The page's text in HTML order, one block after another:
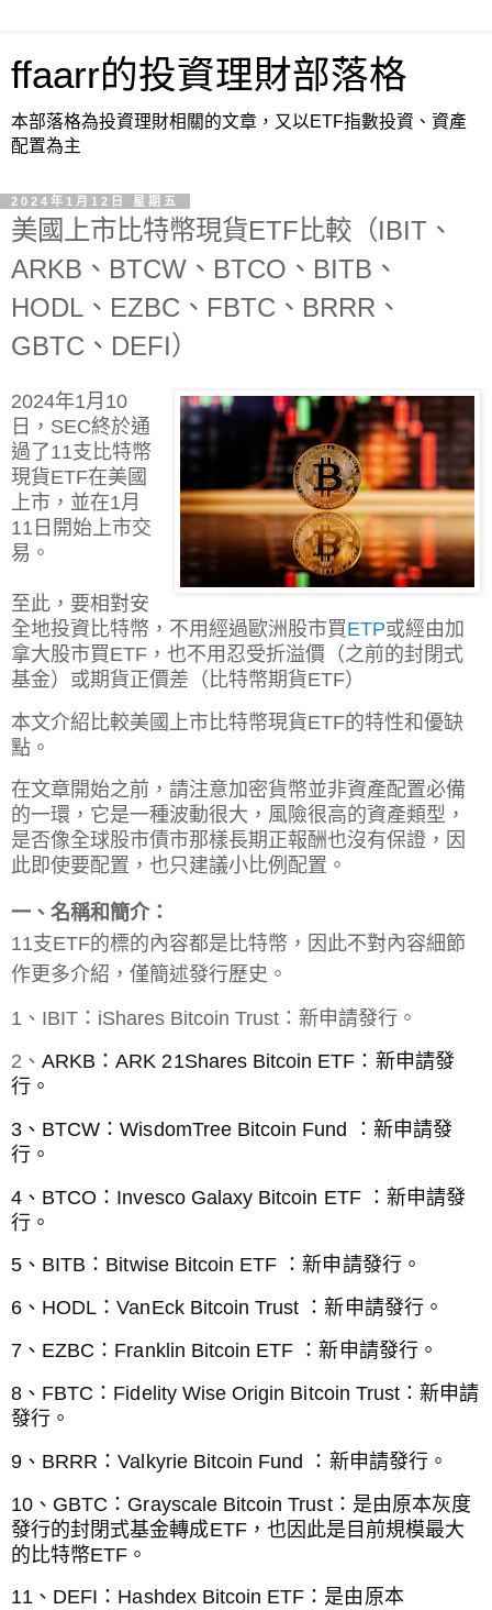
ffaarr的投資理財部落格
本部落格為投資理財相關的文章，又以ETF指數投資、資產
配置為主
2024年1月12日 星期五
美國上市比特幣現貨ETF比較（IBIT、
ARKB、BTCW、BTCO、BITB、
HODL、EZBC、FBTC、BRRR、
GBTC、DEFI）
2024年1月10
日，SEC終於通
過了11支比特幣
現貨ETF在美國
上市，並在1月
11日開始上市交
易。
至此，要相對安
全地投資比特幣，不用經過歐洲股市買ETP或經由加
拿大股市買ETF，也不用忍受折溢價（之前的封閉式
基金）或期貨正價差（比特幣期貨ETF）
本文介紹比較美國上市比特幣現貨ETF的特性和優缺
點。
在文章開始之前，請注意加密貨幣並非資產配置必備
的一環，它是一種波動很大，風險很高的資產類型，
是否像全球股市債市那樣長期正報酬也沒有保證，因
此即使要配置，也只建議小比例配置。
一、名稱和簡介：
11支ETF的標的內容都是比特幣，因此不對內容細節
作更多介紹，僅簡述發行歷史。
1、IBIT：iShares Bitcoin Trust：新申請發行。
2、 ARKB：ARK 21Shares Bitcoin ETF：新申請發
行。
3、 BTCW：WisdomTree Bitcoin Fund ：新申請發
行。
4、 BTCO： Invesco Galaxy Bitcoin ETF ：新申請發
行。
5、 BITB： Bitwise Bitcoin ETF ：新申請發行。
6、 HODL：VanEck Bitcoin Trust ：新申請發行。
7、 EZBC： Franklin Bitcoin ETF ：新申請發行。
8、 FBTC： Fidelity Wise Origin Bitcoin Trust：新申請
發行。
9、 BRRR：Valkyrie Bitcoin Fund ：新申請發行。
10、 GBTC： Grayscale Bitcoin Trust：是由原本灰度
發行的封閉式基金轉成ETF，也因此是目前規模最大
的比特幣ETF。
11、 DEFI： Hashdex Bitcoin ETF：是由原本